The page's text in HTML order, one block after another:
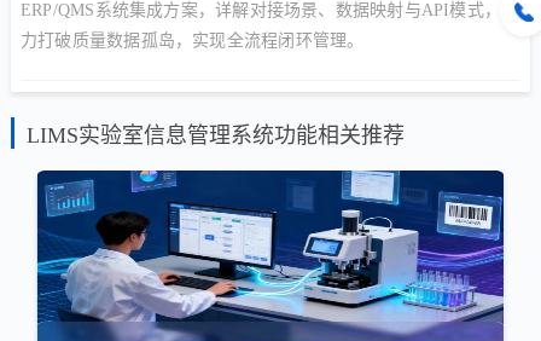
ERP/QMS系统集成方案，详解对接场景、数据映射与API模式，助
力打破质量数据孤岛，实现全流程闭环管理。
LIMS实验室信息管理系统功能相关推荐